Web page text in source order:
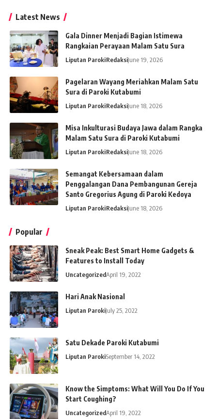
Latest News
Gala Dinner Menjadi Bagian Istimewa
Rangkaian Perayaan Malam Satu Sura
Liputan ParokiRedaksiJune 19, 2026
Pagelaran Wayang Meriahkan Malam Satu
Sura di Paroki Kutabumi
Liputan ParokiRedaksiJune 18, 2026
Misa Inkulturasi Budaya Jawa dalam Rangka
Malam Satu Sura di Paroki Kutabumi
Liputan ParokiRedaksiJune 18, 2026
Semangat Kebersamaan dalam
Penggalangan Dana Pembangunan Gereja
Santo Gregorius Agung di Paroki Kedoya
Liputan ParokiRedaksiJune 18, 2026
Popular
Sneak Peak: Best Smart Home Gadgets &
Features to Install Today
UncategorizedApril 19, 2022
Hari Anak Nasional
Liputan ParokiJuly 25, 2022
Satu Dekade Paroki Kutabumi
Liputan ParokiSeptember 14, 2022
Know the Simptoms: What Will You Do If You
Start Coughing?
UncategorizedApril 19, 2022